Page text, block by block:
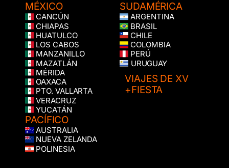
MÉXICO
CANCÚN
CHIAPAS
HUATULCO
LOS CABOS
MANZANILLO
MAZATLÁN
MÉRIDA
OAXACA
PTO. VALLARTA
VERACRUZ
YUCATÁN
PACÍFICO
AUSTRALIA
NUEVA ZELANDA
POLINESIA
SUDAMÉRICA
ARGENTINA
BRASIL
CHILE
COLOMBIA
PERÚ
URUGUAY
VIAJES DE XV
+FIESTA